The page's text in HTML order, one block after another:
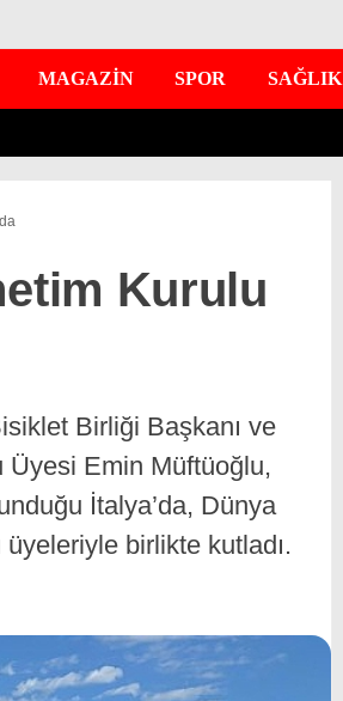
MAGAZİN SPOR SAĞLIK
Kurulu
Birliği Başkanı ve
Üyesi Emin Müftüoğlu,
İtalya’da, Dünya
birlikte kutladı.